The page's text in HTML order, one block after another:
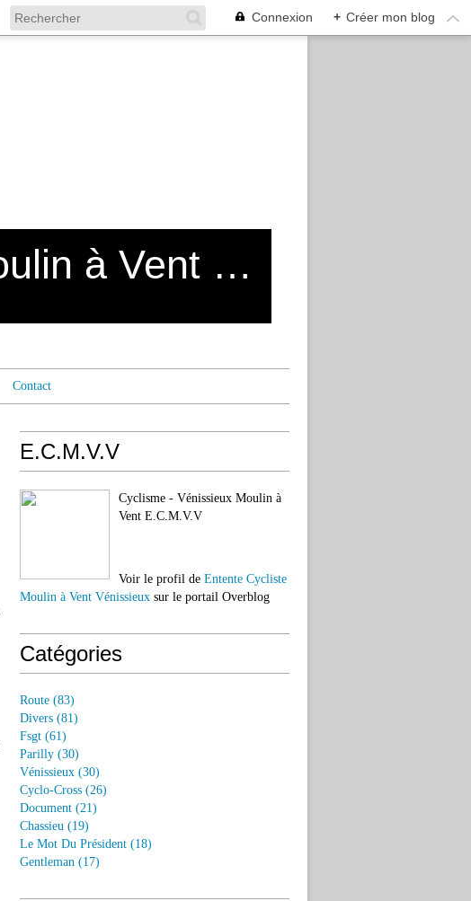
Connexion + Créer mon blog
Blog de l'Entente Cycliste Moulin à Vent Vénissieux
Contact
E.C.M.V.V
Cyclisme - Vénissieux Moulin à
Vent E.C.M.V.V
Voir le profil de Entente Cycliste
Moulin à Vent Vénissieux sur le portail Overblog
Catégories
Route (83)
Divers (81)
Fsgt (61)
Parilly (30)
Vénissieux (30)
Cyclo-Cross (26)
Document (21)
Chassieu (19)
Le Mot Du Président (18)
Gentleman (17)